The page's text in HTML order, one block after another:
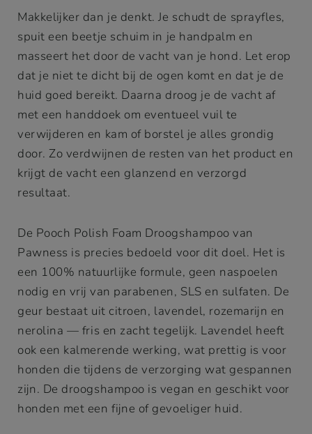
Makkelijker dan je denkt. Je schudt de sprayfles,
spuit een beetje schuim in je handpalm en
masseert het door de vacht van je hond. Let erop
dat je niet te dicht bij de ogen komt en dat je de
huid goed bereikt. Daarna droog je de vacht af
met een handdoek om eventueel vuil te
verwijderen en kam of borstel je alles grondig
door. Zo verdwijnen de resten van het product en
krijgt de vacht een glanzend en verzorgd
resultaat.
De Pooch Polish Foam Droogshampoo van
Pawness is precies bedoeld voor dit doel. Het is
een 100% natuurlijke formule, geen naspoelen
nodig en vrij van parabenen, SLS en sulfaten. De
geur bestaat uit citroen, lavendel, rozemarijn en
nerolina — fris en zacht tegelijk. Lavendel heeft
ook een kalmerende werking, wat prettig is voor
honden die tijdens de verzorging wat gespannen
zijn. De droogshampoo is vegan en geschikt voor
honden met een fijne of gevoeliger huid.